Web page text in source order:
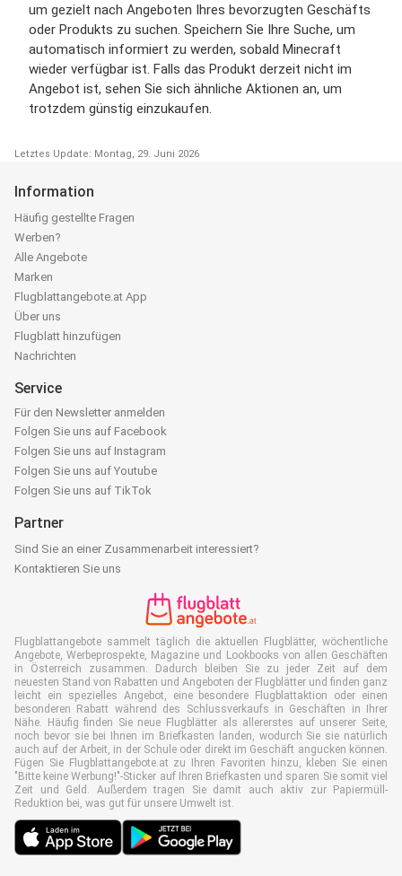
um gezielt nach Angeboten Ihres bevorzugten Geschäfts
oder Produkts zu suchen. Speichern Sie Ihre Suche, um
automatisch informiert zu werden, sobald Minecraft
wieder verfügbar ist. Falls das Produkt derzeit nicht im
Angebot ist, sehen Sie sich ähnliche Aktionen an, um
trotzdem günstig einzukaufen.
Letztes Update: Montag, 29. Juni 2026
Information
Häufig gestellte Fragen
Werben?
Alle Angebote
Marken
Flugblattangebote.at App
Über uns
Flugblatt hinzufügen
Nachrichten
Service
Für den Newsletter anmelden
Folgen Sie uns auf Facebook
Folgen Sie uns auf Instagram
Folgen Sie uns auf Youtube
Folgen Sie uns auf TikTok
Partner
Sind Sie an einer Zusammenarbeit interessiert?
Kontaktieren Sie uns
Flugblattangebote sammelt täglich die aktuellen Flugblätter, wöchentliche
Angebote, Werbeprospekte, Magazine und Lookbooks von allen Geschäften
in Österreich zusammen. Dadurch bleiben Sie zu jeder Zeit auf dem
neuesten Stand von Rabatten und Angeboten der Flugblätter und finden ganz
leicht ein spezielles Angebot, eine besondere Flugblattaktion oder einen
besonderen Rabatt während des Schlussverkaufs in Geschäften in Ihrer
Nähe. Häufig finden Sie neue Flugblätter als allererstes auf unserer Seite,
noch bevor sie bei Ihnen im Briefkasten landen, wodurch Sie sie natürlich
auch auf der Arbeit, in der Schule oder direkt im Geschäft angucken können.
Fügen Sie Flugblattangebote.at zu Ihren Favoriten hinzu, kleben Sie einen
"Bitte keine Werbung!"-Sticker auf Ihren Briefkasten und sparen Sie somit viel
Zeit und Geld. Außerdem tragen Sie damit auch aktiv zur Papiermüll-
Reduktion bei, was gut für unsere Umwelt ist.